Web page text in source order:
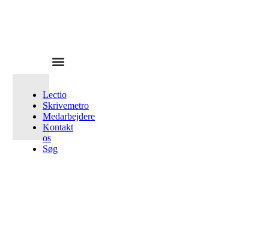
Lectio
Skrivemetro
Medarbejdere
Kontakt
os
Søg